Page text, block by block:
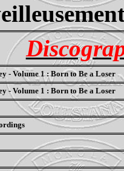
- Volume 1 : Born to Be a Loser
- Volume 1 : Born to Be a Loser